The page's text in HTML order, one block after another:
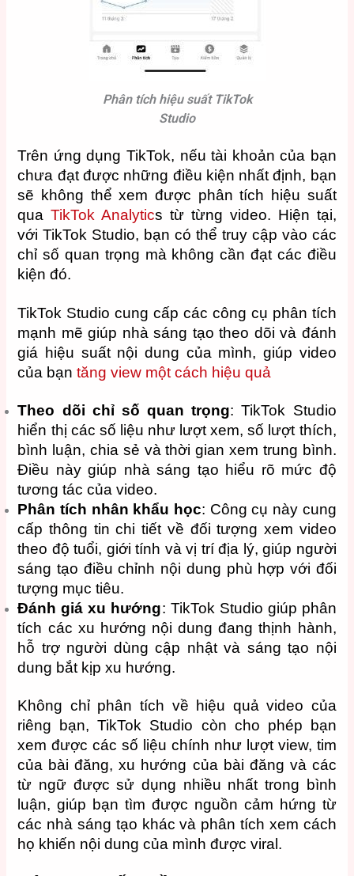
Phân tích hiệu suất TikTok
Studio
Trên ứng dụng TikTok, nếu tài khoản của bạn
chưa đạt được những điều kiện nhất định, bạn
sẽ không thể xem được phân tích hiệu suất
quaTikTok Analytics từ từng video. Hiện tại,
với TikTok Studio, bạn có thể truy cập vào các
chỉ số quan trọng mà không cần đạt các điều
kiện đó.
TikTok Studio cung cấp các công cụ phân tích
mạnh mẽ giúp nhà sáng tạo theo dõi và đánh
giá hiệu suất nội dung của mình, giúp video
của bạntăng view một cách hiệu quả
Theo dõi chỉ số quan trọng: TikTok Studio
hiển thị các số liệu như lượt xem, số lượt thích,
bình luận, chia sẻ và thời gian xem trung bình.
Điều này giúp nhà sáng tạo hiểu rõ mức độ
tương tác của video.
Phân tích nhân khẩu học: Công cụ này cung
cấp thông tin chi tiết về đối tượng xem video
theo độ tuổi, giới tính và vị trí địa lý, giúp người
sáng tạo điều chỉnh nội dung phù hợp với đối
tượng mục tiêu.
Đánh giá xu hướng: TikTok Studio giúp phân
tích các xu hướng nội dung đang thịnh hành,
hỗ trợ người dùng cập nhật và sáng tạo nội
dung bắt kịp xu hướng.
Không chỉ phân tích về hiệu quả video của
riêng bạn, TikTok Studio còn cho phép bạn
xem được các số liệu chính như lượt view, tim
của bài đăng, xu hướng của bài đăng và các
từ ngữ được sử dụng nhiều nhất trong bình
luận, giúp bạn tìm được nguồn cảm hứng từ
các nhà sáng tạo khác và phân tích xem cách
họ khiến nội dung của mình được viral.